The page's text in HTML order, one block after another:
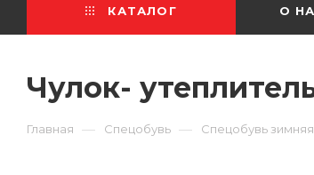
КАТАЛОГ О
Чулок-
Главная — Спецобувь — Спецобувь зимняя